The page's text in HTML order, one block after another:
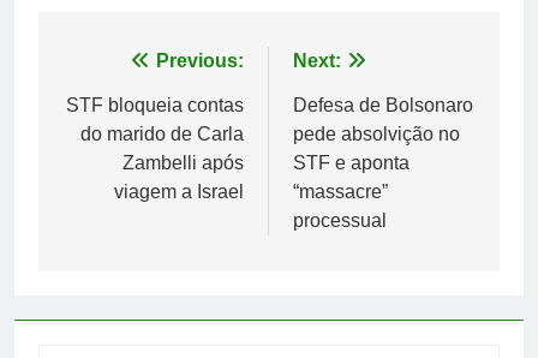
Navegação
de
Previous:
STF bloqueia contas
do marido de Carla
Zambelli após
viagem a Israel
Next:
Defesa de Bolsonaro
pede absolvição no
STF e aponta
“massacre”
processual